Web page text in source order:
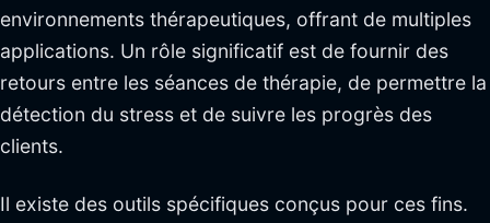
environnements thérapeutiques, offrant de multiples
applications. Un rôle significatif est de fournir des
retours entre les séances de thérapie, de permettre la
détection du stress et de suivre les progrès des
clients.
Il existe des outils spécifiques conçus pour ces fins.